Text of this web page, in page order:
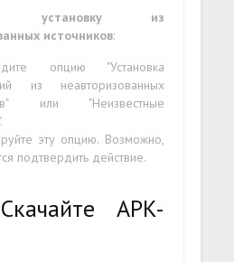
установку из
источников:
опцию "Установка
из неавторизованных
или "Неизвестные
эту опцию. Возможно,
подтвердить действие.
APK-